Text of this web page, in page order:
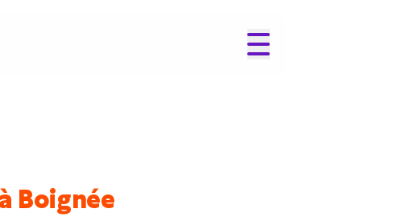
Boignée